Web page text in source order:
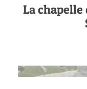
La chapelle